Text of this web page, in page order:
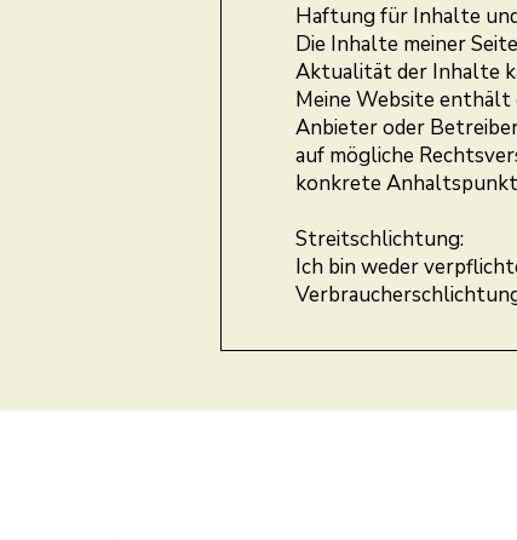
Haftung für Inhalte
Die Inhalte meiner
Aktualität der Inhalte
Meine Website
Anbieter oder
auf mögliche
konkrete
Streitschlichtung:
Ich bin weder